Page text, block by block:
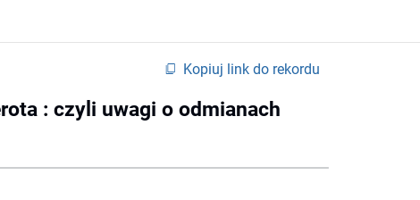
Kopiuj link do rekordu
: czyli uwagi o odmianach